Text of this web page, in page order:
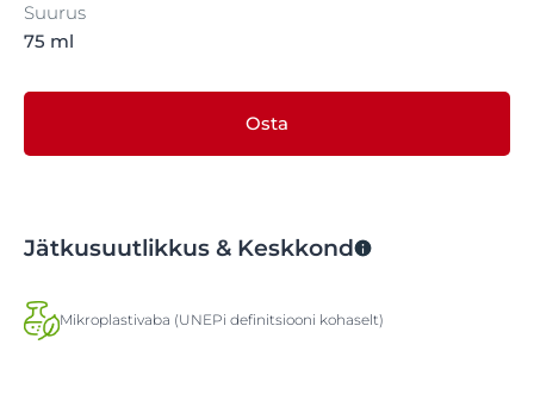
Suurus
75 ml
Osta
Jätkusuutlikkus & Keskkond
Mikroplastivaba (UNEPi definitsiooni kohaselt)